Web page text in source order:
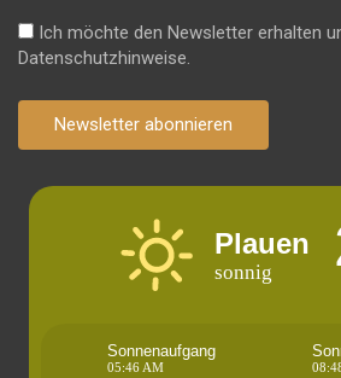
Ich möchte den Newsletter erhalten
Datenschutzhinweise.
Newsletter abonnieren
Plauen
sonnig
Sonnenaufgang
05:46 AM